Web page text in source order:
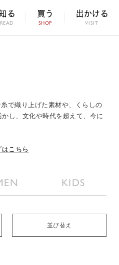
る
READ
買う
SHOP
出かける
VISIT
で織り上げた素材や、くらしの
し、文化や時代を超えて、今に
こちら
KIDS
並び替え